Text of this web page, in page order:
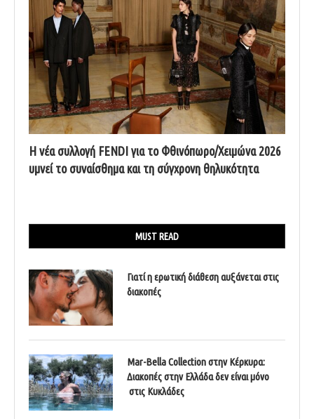
Η νέα συλλογή FENDI για το Φθινόπωρο/Χειμώνα 2026
υμνεί το συναίσθημα και τη σύγχρονη θηλυκότητα
MUST READ
Γιατί η ερωτική διάθεση αυξάνεται στις
διακοπές
Mar-Bella Collection στην Κέρκυρα:
Διακοπές στην Ελλάδα δεν είναι μόνο
στις Κυκλάδες